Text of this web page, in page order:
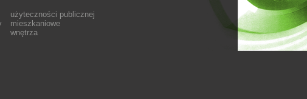
użyteczności publicznej
mieszkaniowe
wnętrza